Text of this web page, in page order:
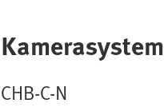
Kamerasystem
CHB-C-N